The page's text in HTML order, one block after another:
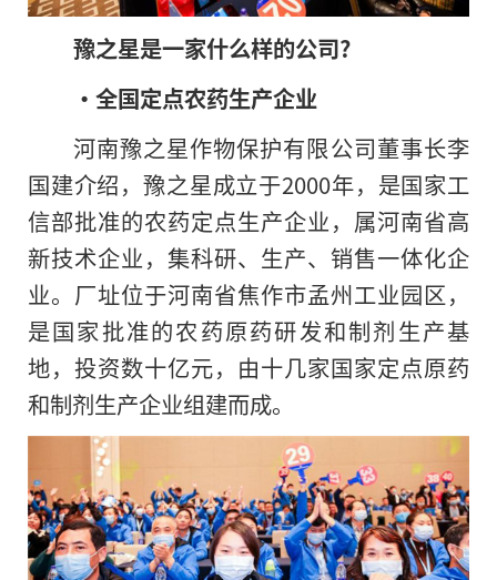
豫之星是一家什么样的公司?
·全国定点农药生产企业
河南豫之星作物保护有限公司董事长李
国建介绍，豫之星成立于2000年，是国家工
信部批准的农药定点生产企业，属河南省高
新技术企业，集科研、生产、销售一体化企
业。厂址位于河南省焦作市孟州工业园区，
是国家批准的农药原药研发和制剂生产基
地，投资数十亿元，由十几家国家定点原药
和制剂生产企业组建而成。